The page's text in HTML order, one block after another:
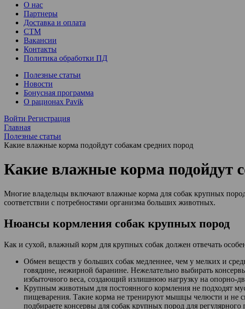
О нас
Партнеры
Доставка и оплата
СТМ
Вакансии
Контакты
Политика обработки ПД
Полезные статьи
Новости
Бонусная программа
О рационах Pavik
Войти Регистрация
Главная
Полезные статьи
Какие влажные корма подойдут собакам средних пород
Какие влажные корма подойдут
Многие владельцы включают влажные корма для собак крупных
соответствии с потребностями организма больших животных.
Нюансы кормления собак крупных пород
Как и сухой, влажный корм для крупных собак должен отвечать
Обмен веществ у больших собак медленнее, чем у мелких и
говядине, нежирной баранине. Нежелательно выбирать
избыточного веса, создающий излишнюю нагрузку на опорно-
Крупным животным для постоянного кормления не подходят
пищеварения. Такие корма не тренируют мышцы челюсти и не
подбираете консервы для собак крупных пород для